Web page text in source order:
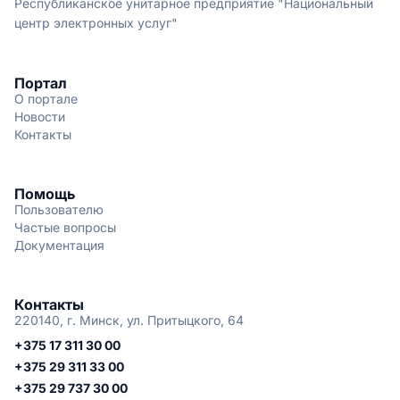
Республиканское унитарное предприятие "Национальный
центр электронных услуг"
Портал
О портале
Новости
Контакты
Помощь
Пользователю
Частые вопросы
Документация
Контакты
220140, г. Минск, ул. Притыцкого, 64
+375 17 311 30 00
+375 29 311 33 00
+375 29 737 30 00